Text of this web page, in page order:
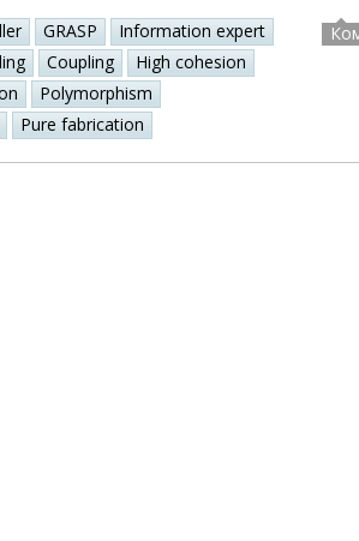
GRASP
Information expert
Coupling
High cohesion
Polymorphism
Pure fabrication